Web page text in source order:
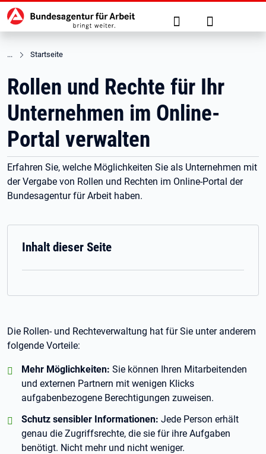
zu den Hauptinhalten springen
Hauptnavigation Suche Anmelden
Startseite
Rollen und Rechte für Ihr
Unternehmen im Online-
Portal verwalten
Erfahren Sie, welche Möglichkeiten Sie als Unternehmen mit
der Vergabe von Rollen und Rechten im Online-Portal der
Bundesagentur für Arbeit haben.
Inhalt dieser Seite
Die Rollen- und Rechteverwaltung hat für Sie unter anderem
folgende Vorteile:
positiv:
Mehr Möglichkeiten: Sie können Ihren Mitarbeitenden
und externen Partnern mit wenigen Klicks
aufgabenbezogene Berechtigungen zuweisen.
positiv:
Schutz sensibler Informationen: Jede Person erhält
genau die Zugriffsrechte, die sie für ihre Aufgaben
benötigt. Nicht mehr und nicht weniger.